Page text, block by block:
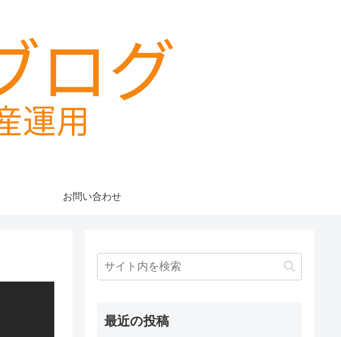
お問い合わせ
最近の投稿